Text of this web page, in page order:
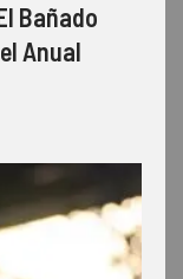
Bañado
Anual